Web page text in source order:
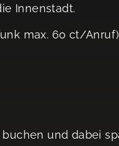
Innenstadt.
max. 60 ct/Anruf)
und dabei